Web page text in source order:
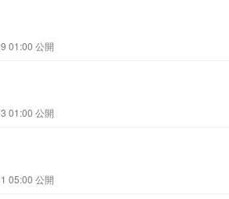
01:00 公開
01:00 公開
05:00 公開